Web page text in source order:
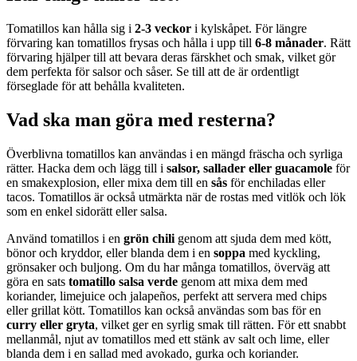
Tomatillos kan hålla sig i 2-3 veckor i kylskåpet. För längre
förvaring kan tomatillos frysas och hålla i upp till 6-8 månader. Rätt
förvaring hjälper till att bevara deras färskhet och smak, vilket gör
dem perfekta för salsor och såser. Se till att de är ordentligt
förseglade för att behålla kvaliteten.
Vad ska man göra med resterna?
Överblivna tomatillos kan användas i en mängd fräscha och syrliga
rätter. Hacka dem och lägg till i salsor, sallader eller guacamole för
en smakexplosion, eller mixa dem till en sås för enchiladas eller
tacos. Tomatillos är också utmärkta när de rostas med vitlök och lök
som en enkel sidorätt eller salsa.
Använd tomatillos i en grön chili genom att sjuda dem med kött,
bönor och kryddor, eller blanda dem i en soppa med kyckling,
grönsaker och buljong. Om du har många tomatillos, överväg att
göra en sats tomatillo salsa verde genom att mixa dem med
koriander, limejuice och jalapeños, perfekt att servera med chips
eller grillat kött. Tomatillos kan också användas som bas för en
curry eller gryta, vilket ger en syrlig smak till rätten. För ett snabbt
mellanmål, njut av tomatillos med ett stänk av salt och lime, eller
blanda dem i en sallad med avokado, gurka och koriander.